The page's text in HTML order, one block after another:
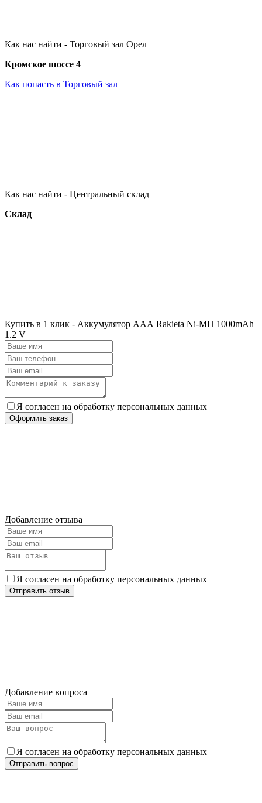
Как нас найти - Торговый зал Орел
Кромское шоссе 4
Как попасть в Торговый зал
Как нас найти - Центральный склад
Склад
Купить в 1 клик - Аккумулятор ААА Rakieta Ni-MH 1000mAh
1.2 V
Я согласен на обработку персональных данных
Оформить заказ
Добавление отзыва
Я согласен на обработку персональных данных
Отправить отзыв
Добавление вопроса
Я согласен на обработку персональных данных
Отправить вопрос